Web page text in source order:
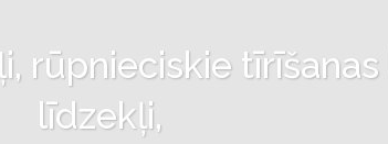
rūpnieciskie
līdzekļi,